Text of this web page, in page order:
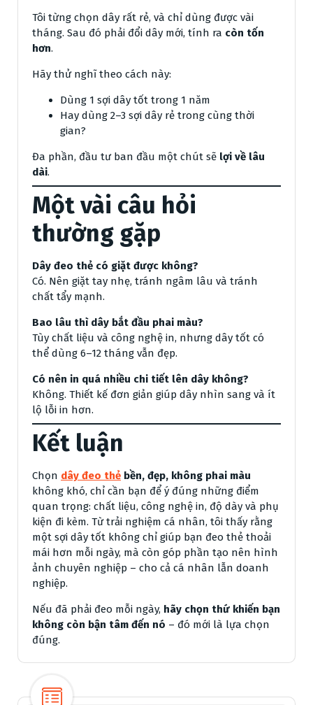
Tôi từng chọn dây rất rẻ, và chỉ dùng được vài
tháng. Sau đó phải đổi dây mới, tính ra còn tốn
hơn.
Hãy thử nghĩ theo cách này:
Dùng 1 sợi dây tốt trong 1 năm
Hay dùng 2–3 sợi dây rẻ trong cùng thời
gian?
Đa phần, đầu tư ban đầu một chút sẽ lợi về lâu
dài.
Một vài câu hỏi
thường gặp
Dây đeo thẻ có giặt được không?
Có. Nên giặt tay nhẹ, tránh ngâm lâu và tránh
chất tẩy mạnh.
Bao lâu thì dây bắt đầu phai màu?
Tùy chất liệu và công nghệ in, nhưng dây tốt có
thể dùng 6–12 tháng vẫn đẹp.
Có nên in quá nhiều chi tiết lên dây không?
Không. Thiết kế đơn giản giúp dây nhìn sang và ít
lộ lỗi in hơn.
Kết luận
Chọn dây đeo thẻ bền, đẹp, không phai màu
không khó, chỉ cần bạn để ý đúng những điểm
quan trọng: chất liệu, công nghệ in, độ dày và phụ
kiện đi kèm. Từ trải nghiệm cá nhân, tôi thấy rằng
một sợi dây tốt không chỉ giúp bạn đeo thẻ thoải
mái hơn mỗi ngày, mà còn góp phần tạo nên hình
ảnh chuyên nghiệp – cho cả cá nhân lẫn doanh
nghiệp.
Nếu đã phải đeo mỗi ngày, hãy chọn thứ khiến bạn
không còn bận tâm đến nó – đó mới là lựa chọn
đúng.